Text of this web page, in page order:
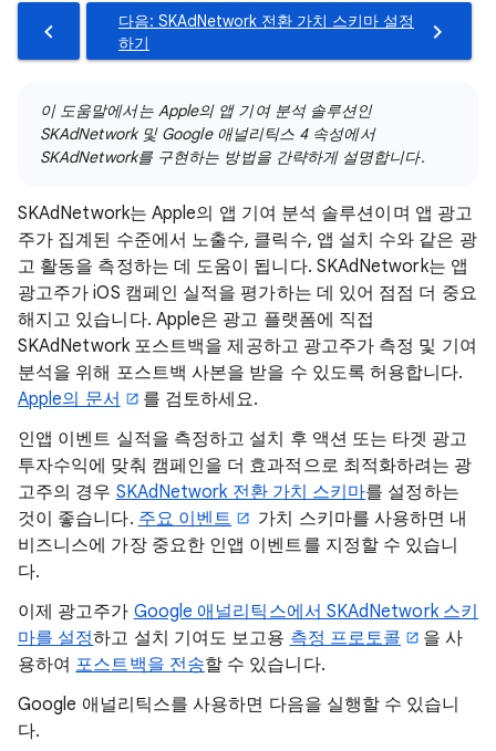
다음: SKAdNetwork 전환 가치 스키마 설정
하기
이 도움말에서는 Apple의 앱 기여 분석 솔루션인
SKAdNetwork 및 Google 애널리틱스 4 속성에서
SKAdNetwork를 구현하는 방법을 간략하게 설명합니다.
SKAdNetwork는 Apple의 앱 기여 분석 솔루션이며 앱 광고
주가 집계된 수준에서 노출수, 클릭수, 앱 설치 수와 같은 광
고 활동을 측정하는 데 도움이 됩니다. SKAdNetwork는 앱
광고주가 iOS 캠페인 실적을 평가하는 데 있어 점점 더 중요
해지고 있습니다. Apple은 광고 플랫폼에 직접
SKAdNetwork 포스트백을 제공하고 광고주가 측정 및 기여
분석을 위해 포스트백 사본을 받을 수 있도록 허용합니다.
Apple의 문서
를 검토하세요.
인앱 이벤트 실적을 측정하고 설치 후 액션 또는 타겟 광고
투자수익에 맞춰 캠페인을 더 효과적으로 최적화하려는 광
고주의 경우 SKAdNetwork 전환 가치 스키마를 설정하는
것이 좋습니다. 주요 이벤트
가치 스키마를 사용하면 내
비즈니스에 가장 중요한 인앱 이벤트를 지정할 수 있습니
다.
이제 광고주가 Google 애널리틱스에서 SKAdNetwork 스키
마를 설정하고 설치 기여도 보고용 측정 프로토콜
을 사
용하여 포스트백을 전송할 수 있습니다.
Google 애널리틱스를 사용하면 다음을 실행할 수 있습니
다.